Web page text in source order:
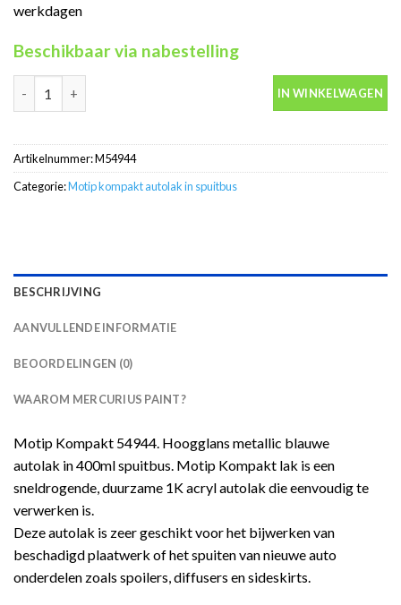
werkdagen
Beschikbaar via nabestelling
Motip Kompakt 54944 blauw metallic autolak in spuitbus 400ml
IN WINKELWAGEN
Artikelnummer:M54944
Categorie:Motip kompakt autolak in spuitbus
BESCHRIJVING
AANVULLENDE INFORMATIE
BEOORDELINGEN (0)
WAAROM MERCURIUS PAINT?
Motip Kompakt 54944. Hoogglans metallic blauwe
autolak in 400ml spuitbus. Motip Kompakt lak is een
sneldrogende, duurzame 1K acryl autolak die eenvoudig te
verwerken is.
Deze autolak is zeer geschikt voor het bijwerken van
beschadigd plaatwerk of het spuiten van nieuwe auto
onderdelen zoals spoilers, diffusers en sideskirts.